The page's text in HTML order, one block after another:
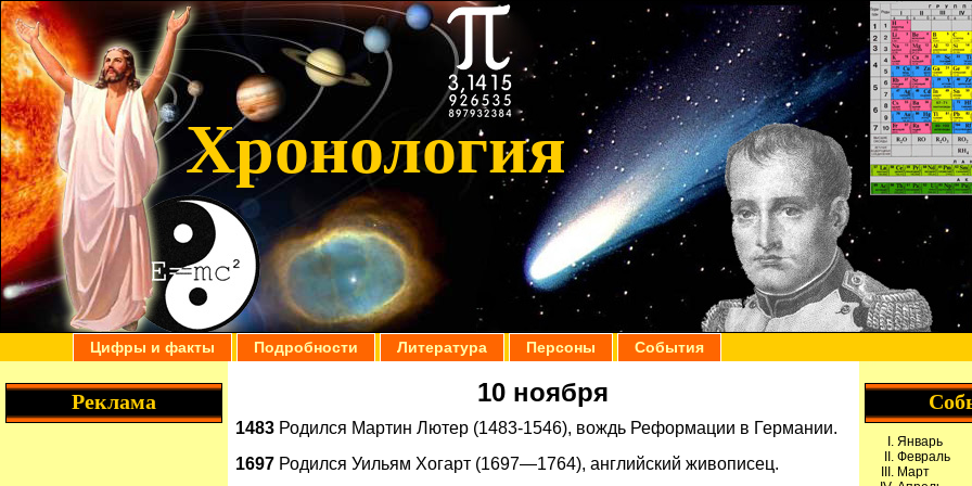
Хронология
Цифры и факты Подробности Литература Персоны События
10 ноября
1483 Родился Мартин Лютер (1483-1546), вождь Реформации в Германии.
1697 Родился Уильям Хогарт (1697—1764), английский живописец.
Январь
Февраль
Март
Реклама